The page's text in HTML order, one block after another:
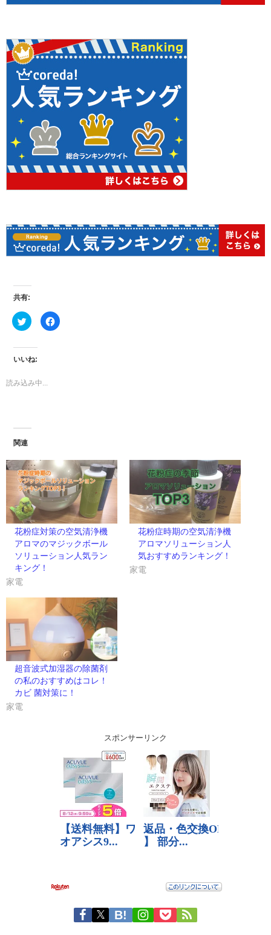
共有:
ク
リ
し
て
Twitter
有
ン
ウ
き
ま
す)
Facebook
で
い
ウ
ィ
ン
ド
ウ
で
開
き
ま
す)
いいね:
読み込み中...
関連
花粉症対策の空気清浄機
アロマのマジックボール
ソリューション人気ラン
キング！
家電
花粉症時期の空気清浄機
アロマソリューション人
気おすすめランキング！
家電
超音波式加湿器の除菌剤
の私のおすすめはコレ！
カビ 菌対策に！
家電
スポンサーリンク